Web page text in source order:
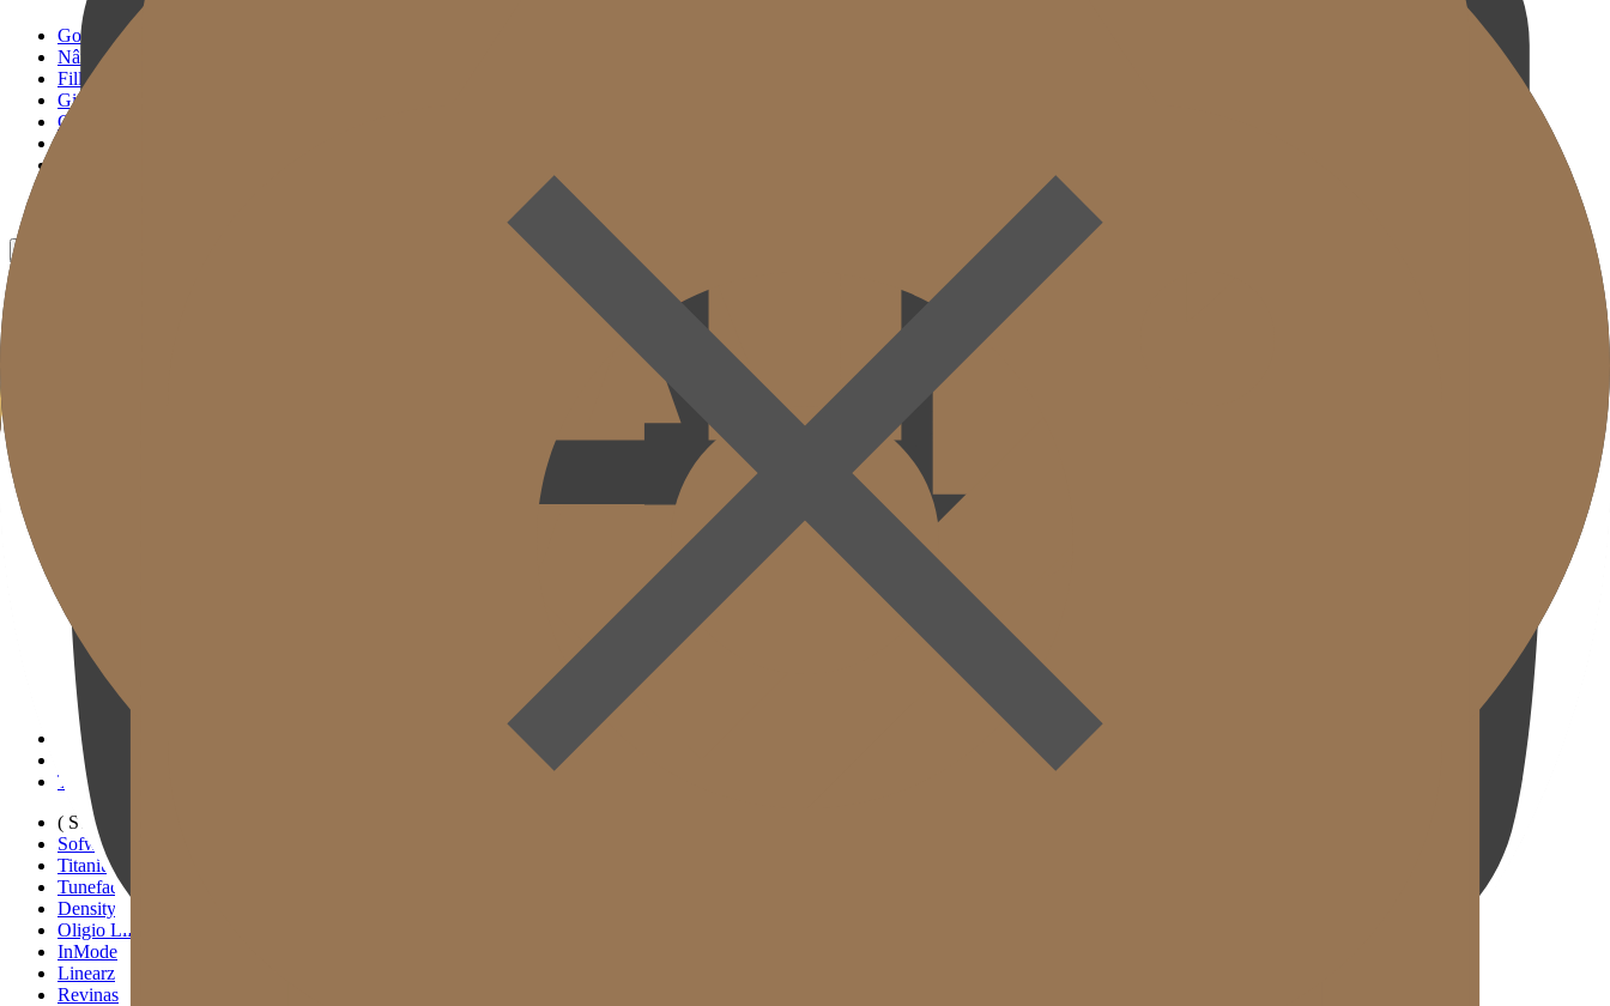
Gold J Clinic
Nâng Cơ Signature
Filler Signature
Giải Pháp Trẻ Hóa
Chăm sóc Da
Thiết bị Y tế
Thông tin Khám & Chỉ đường
Hoạt động Học thuật & Truyền thông
( SIGNATURE )
Scan Ulthera
Thermage FLX
Tivelook
Tunevelook
( STANDARD )
Sofwave
Titanium Lifting
Tuneface Lifting
Density Lifting
Oligio Lifting
InMode
Linearz
Revinas